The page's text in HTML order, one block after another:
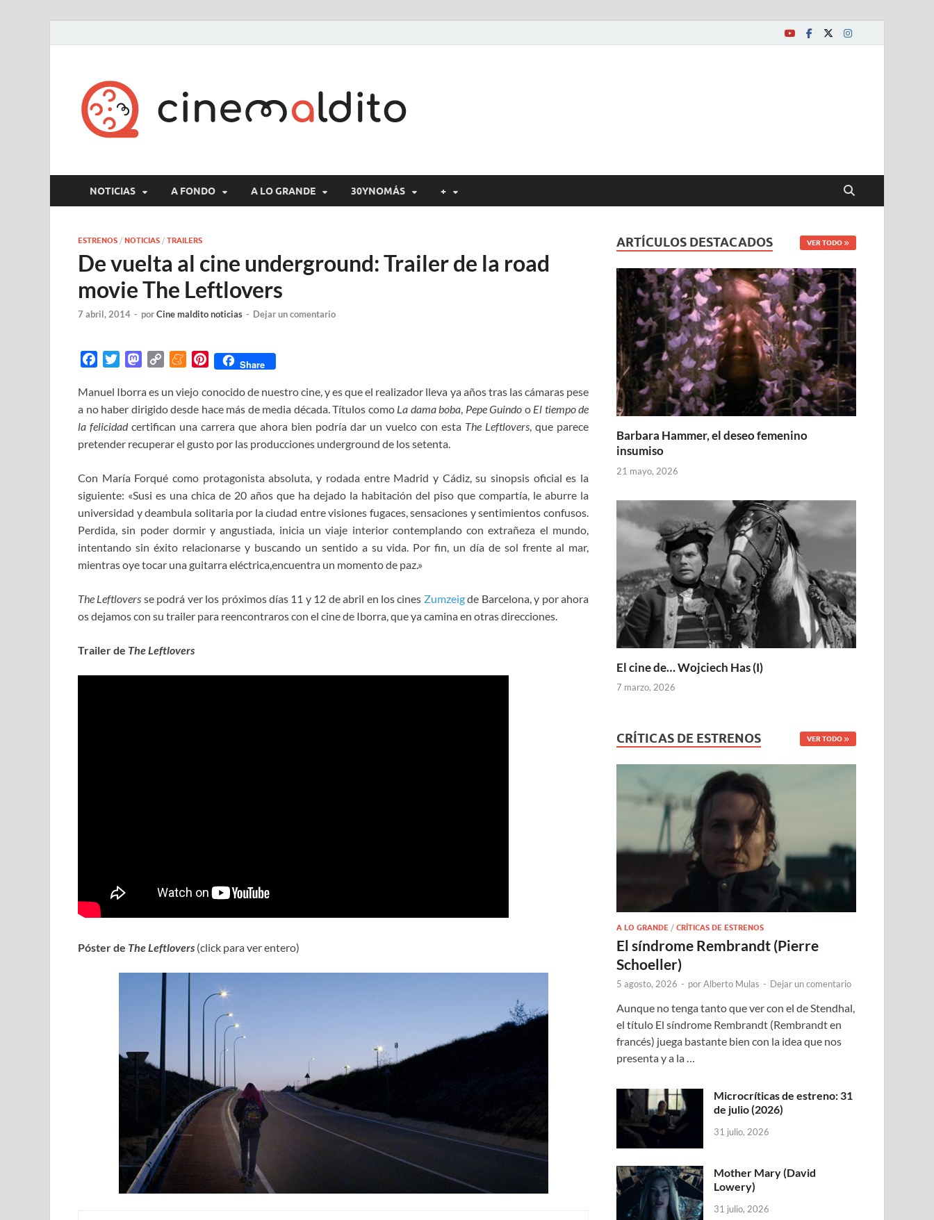
NOTICIAS A FONDO A LO GRANDE 30YNOMÁS +
ESTRENOS / NOTICIAS / TRAILERS
De vuelta al cine underground: Trailer de la road
movie The Leftlovers
7 abril, 2014 - porCine maldito noticias - Dejar un comentario
c
e
b
o
i
t
t
e
M
s
t
o
d
n
p
y
L
i
k
M
n
e
a
m
P
n
t
e
r
s
t
Share
Manuel Iborra es un viejo conocido de nuestro cine, y es que el realizador lleva ya años tras las cámaras pese
a no haber dirigido desde hace más de media década. Títulos como La dama boba, Pepe Guindo o El tiempo de
la felicidadcertifican una carrera que ahora bien podría dar un vuelco con esta The Leftlovers, que parece
pretender recuperar el gusto por las producciones underground de los setenta.
Con María Forqué como protagonista absoluta, y rodada entre Madrid y Cádiz, su sinopsis oficial es la
siguiente: «Susi es una chica de 20 años que ha dejado la habitación del piso que compartía, le aburre la
universidad y deambula solitaria por la ciudad entre visiones fugaces, sensaciones y sentimientos confusos.
Perdida, sin poder dormir y angustiada, inicia un viaje interior contemplando con extrañeza el mundo,
intentando sin éxito relacionarse y buscando un sentido a su vida. Por fin, un día de sol frente al mar,
mientras oye tocar una guitarra eléctrica,encuentra un momento de paz.»
The Leftlovers se podrá ver los próximos días 11 y 12 de abril en los cines Zumzeigde Barcelona, y por ahora
os dejamos con su trailer para reencontraros con el cine de Iborra, que ya camina en otras direcciones.
Trailer de The Leftlovers
Póster de The Leftlovers (click para ver entero)
ARTÍCULOS DESTACADOS VER TODO
Barbara Hammer, el deseo femenino
insumiso
21 mayo, 2026
El cine de… Wojciech Has (I)
7 marzo, 2026
CRÍTICAS DE ESTRENOS VER TODO
A LO GRANDE /CRÍTICAS DE ESTRENOS
El síndrome Rembrandt (Pierre
Schoeller)
5 agosto, 2026 - porAlberto Mulas - Dejar un comentario
Aunque no tenga tanto que ver con el de Stendhal,
el título El síndrome Rembrandt (Rembrandt en
francés) juega bastante bien con la idea que nos
presenta y a la …
Microcríticas de estreno: 31
de julio (2026)
31 julio, 2026
Mother Mary (David
Lowery)
31 julio, 2026